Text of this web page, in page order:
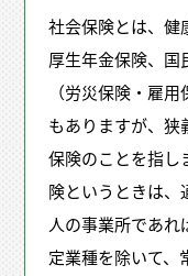
社会保険とは、健
厚生年金保険、国
（労災保険・雇
もありますが、狭
保険のことを指し
険というときは、
人の事業所であ
定業種を除いて、